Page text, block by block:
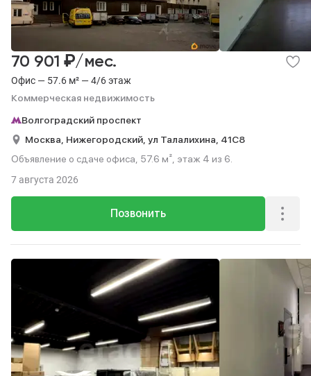
Офис — 57.6 м² — 4/6 этаж
Коммерческая недвижимость
70 901 ₽/мес.
Волгоградский проспект
Москва, Нижегородский, ул Талалихина, 41С8
Объявление о сдаче офиса, 57.6 м², этаж 4 из 6.
Позвонить
7 августа 2026